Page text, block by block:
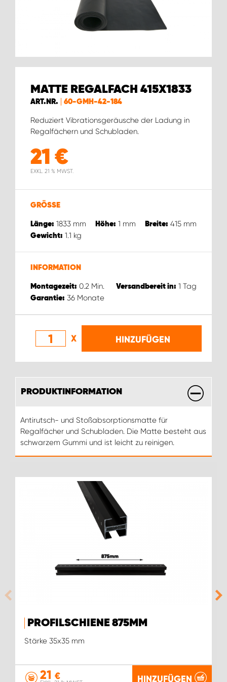
MATTE REGALFACH 415X1833
ART.NR. 60-GMH-42-184
Reduziert Vibrationsgeräusche der Ladung in
Regalfächern und Schubladen.
21 €
EXKL. 21 % MWST.
GRÖSSE
Länge: 1833 mm Höhe: 1 mm Breite: 415 mm
Gewicht: 1.1 kg
INFORMATION
Montagezeit: 0.2 Min. Versandbereit in: 1 Tag
Garantie: 36 Monate
X HINZUFÜGEN
PRODUKTINFORMATION
Antirutsch- und Stoßabsorptionsmatte für
Regalfächer und Schubladen. Die Matte besteht aus
schwarzem Gummi und ist leicht zu reinigen.
PROFILSCHIENE 875MM
Stärke 35x35 mm
21 € HINZUFÜGEN
WORK SYSTEM LIMBURG-KEMPEN
WORK SYSTEM WORK SYSTEM BRÜGGE